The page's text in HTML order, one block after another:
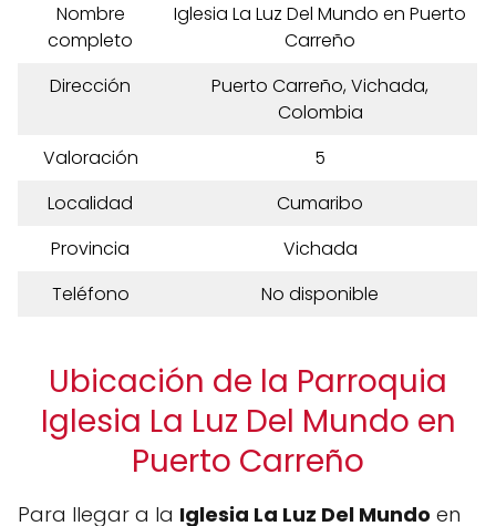
Nombre
completo
Iglesia La Luz Del Mundo en Puerto
Carreño
Dirección
Puerto Carreño, Vichada,
Colombia
Valoración
5
Localidad
Cumaribo
Provincia
Vichada
Teléfono
No disponible
Ubicación de la Parroquia
Iglesia La Luz Del Mundo en
Puerto Carreño
Para llegar a la Iglesia La Luz Del Mundo en